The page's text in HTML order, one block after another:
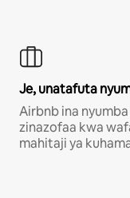
Je, unatafuta
Airbnb ina
zinazofaa kwa
mahitaji ya